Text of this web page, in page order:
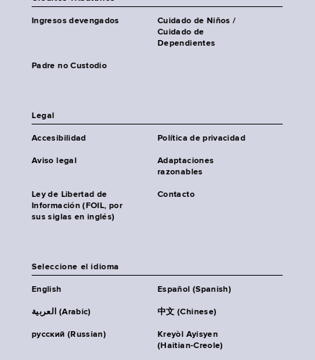
Ingresos devengados
Cuidado de Niños /
Cuidado de
Dependientes
Padre no Custodio
Legal
Accesibilidad Política de privacidad
Aviso legal
Adaptaciones
razonables
Ley de Libertad de
Información (FOIL, por
sus siglas en inglés)
Contacto
Seleccione el idioma
English Español (Spanish)
العربية (Arabic) 中文 (Chinese)
русский (Russian)
Kreyòl Ayisyen
(Haitian-Creole)